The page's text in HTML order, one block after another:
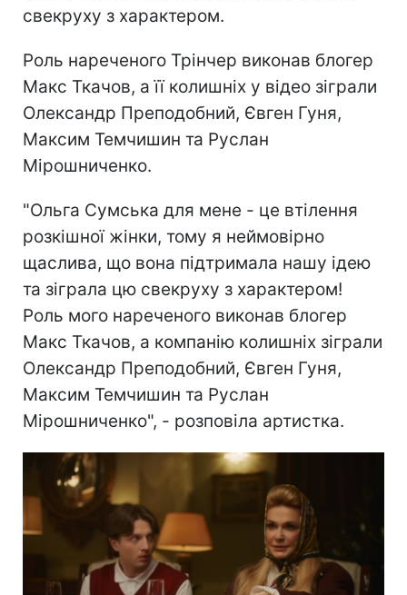
свекруху з характером.
Роль нареченого Трінчер виконав блогер
Макс Ткачов, а її колишніх у відео зіграли
Олександр Преподобний, Євген Гуня,
Максим Темчишин та Руслан
Мірошниченко.
"Ольга Сумська для мене - це втілення
розкішної жінки, тому я неймовірно
щаслива, що вона підтримала нашу ідею
та зіграла цю свекруху з характером!
Роль мого нареченого виконав блогер
Макс Ткачов, а компанію колишніх зіграли
Олександр Преподобний, Євген Гуня,
Максим Темчишин та Руслан
Мірошниченко", - розповіла артистка.